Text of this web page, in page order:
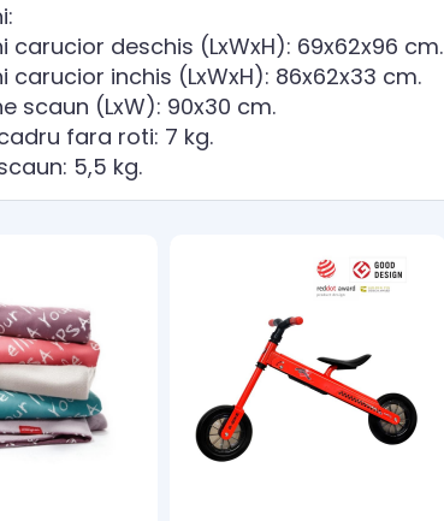
carucior deschis (LxWxH): 69x62x96 cm.
carucior inchis (LxWxH): 86x62x33 cm.
scaun (LxW): 90x30 cm.
fara roti: 7 kg.
5,5 kg.